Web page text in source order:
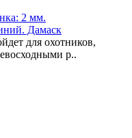
2 мм.
Дамаск
для охотников,
р..